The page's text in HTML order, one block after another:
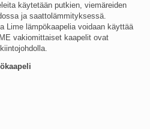
käytetään putkien, viemäreiden
ja saattolämmityksessä.
Lime lämpökaapelia voidaan käyttää
vakiomittaiset kaapelit ovat